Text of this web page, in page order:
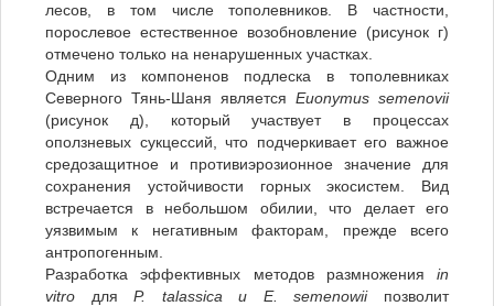
лесов, в том числе тополевников. В частности,
порослевое естественное возобновление (рисунок г)
отмечено только на ненарушенных участках.
Одним из компоненов подлеска в тополевниках
Северного Тянь-Шаня является Euonymus semenovii
(рисунок д), который участвует в процессах
оползневых сукцессий, что подчеркивает его важное
средозащитное и противиэрозионное значение для
сохранения устойчивости горных экосистем. Вид
встречается в небольшом обилии, что делает его
уязвимым к негативным факторам, прежде всего
антропогенным.
Разработка эффективных методов размножения in
vitro дляP. talassica и Е. semenowiiпозволит